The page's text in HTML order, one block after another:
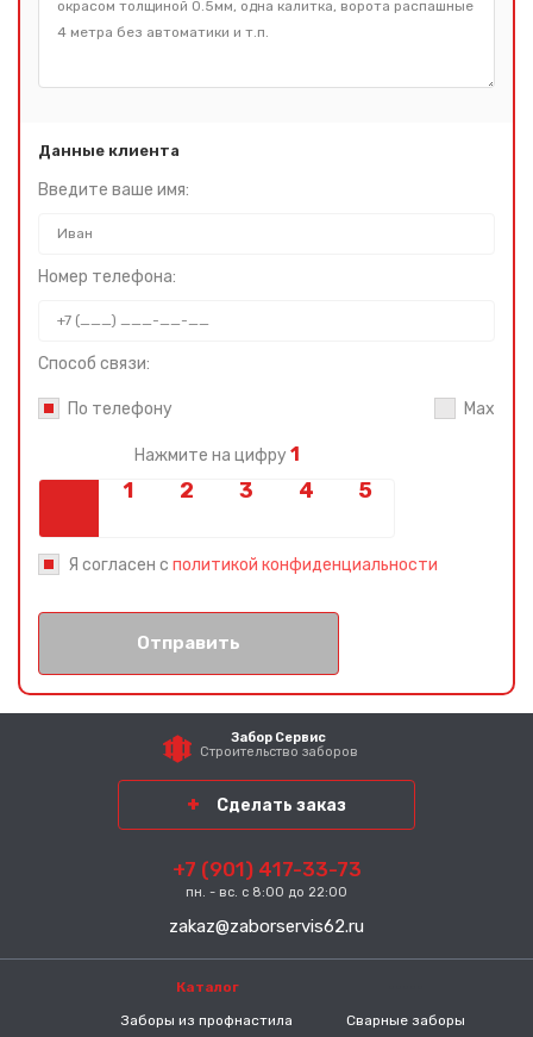
Данные клиента
Введите ваше имя:
Номер телефона:
Способ связи:
По телефону Max
Нажмите на цифру 1
Я согласен с политикой конфиденциальности
Отправить
Забор Сервис
Строительство заборов
Сделать заказ
+7 (901) 417-33-73
пн. - вс. с 8:00 до 22:00
zakaz@zaborservis62.ru
Каталог
Заборы из профнастила
Сварные заборы